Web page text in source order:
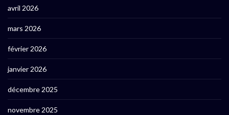
avril 2026
mars 2026
février 2026
janvier 2026
décembre 2025
novembre 2025